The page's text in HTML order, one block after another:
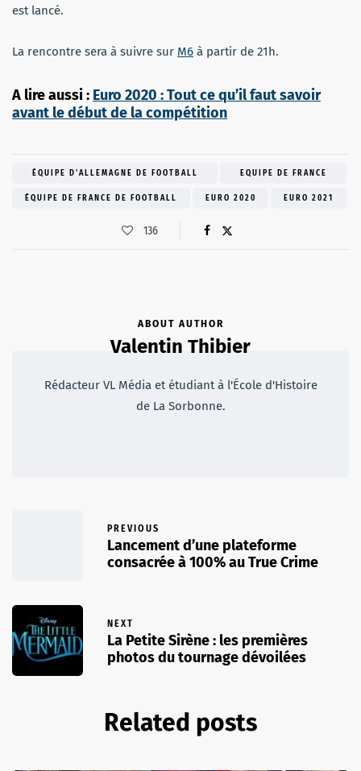
est lancé.
La rencontre sera à suivre sur M6 à partir de 21h.
A lire aussi : Euro 2020 : Tout ce qu’il faut savoir
avant le début de la compétition
ÉQUIPE D'ALLEMAGNE DE FOOTBALL EQUIPE DE FRANCE
ÉQUIPE DE FRANCE DE FOOTBALL EURO 2020 EURO 2021
136
ABOUT AUTHOR
Valentin Thibier
Rédacteur VL Média et étudiant à l'École d'Histoire
de La Sorbonne.
PREVIOUS
Lancement d’une plateforme
consacrée à 100% au True Crime
NEXT
La Petite Sirène : les premières
photos du tournage dévoilées
Related posts